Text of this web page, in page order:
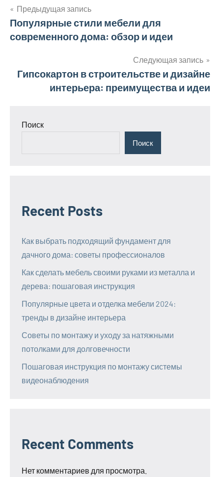
Навигация
по
Предыдущая запись
Популярные стили мебели для
современного дома: обзор и идеи
Следующая запись
Гипсокартон в строительстве и дизайне
интерьера: преимущества и идеи
Поиск
Поиск
Recent Posts
Как выбрать подходящий фундамент для
дачного дома: советы профессионалов
Как сделать мебель своими руками из металла и
дерева: пошаговая инструкция
Популярные цвета и отделка мебели 2024:
тренды в дизайне интерьера
Советы по монтажу и уходу за натяжными
потолками для долговечности
Пошаговая инструкция по монтажу системы
видеонаблюдения
Recent Comments
Нет комментариев для просмотра.